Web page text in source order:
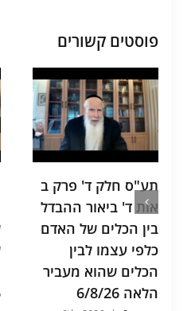
פוסטים קשורים
תע"ס חלק ד' פרק ב
אות ד' ביאור ההבדל
בין הכלים של האדם
כלפי עצמו לבין
הכלים שהוא מעביר
הלאה 6/8/26